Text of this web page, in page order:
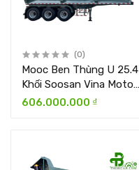
(0)
Mooc Ben Thùng U 25.4
Khối Soosan Vina Motor
Model DUMP-250A
606.000.000 ₫